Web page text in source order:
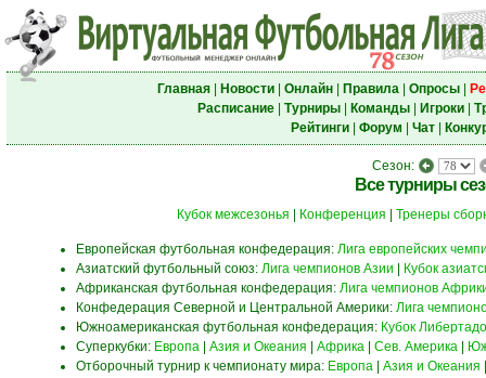
Главная| Новости| Онлайн| Правила| Опросы|
Расписание| Турниры| Команды| Игроки|
Рейтинги| Форум Чат|
Сезон:
Все турниры
Кубок межсезонья Конференция Тренеры
Европейская футбольная конфедерация: Лига европейских
Азиатский футбольный союз: Лига чемпионов Азии
Кубок
Африканская футбольная конфедерация: Лига чемпионов
Конфедерация Северной и Центральной Америки: Лига
Южноамериканская футбольная конфедерация: Кубок
Суперкубки: Европа| Азия и Океания Африка| Сев. Америка|
Отборочный турнир к чемпионату мира: Европа| Азия и Океания